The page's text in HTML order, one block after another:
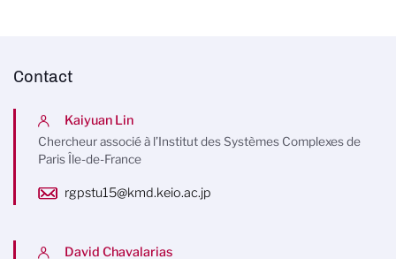
Contact
Kaiyuan Lin
Chercheur associé à l’Institut des Systèmes Complexes de
Paris Île-de-France
rgpstu15@kmd.keio.ac.jp
David Chavalarias